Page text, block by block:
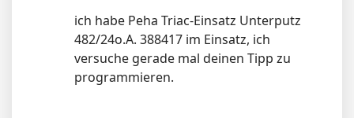
ich habe Peha Triac-Einsatz Unterputz
482/24o.A. 388417 im Einsatz, ich
versuche gerade mal deinen Tipp zu
programmieren.